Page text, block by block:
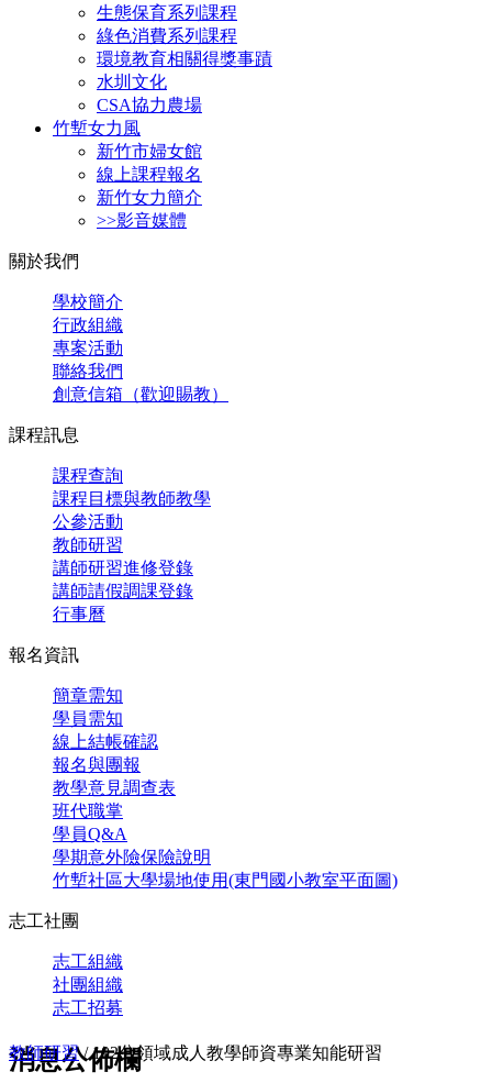
生態保育系列課程
綠色消費系列課程
環境教育相關得獎事蹟
水圳文化
CSA協力農場
竹塹女力風
新竹市婦女館
線上課程報名
新竹女力簡介
>>影音媒體
關於我們
學校簡介
行政組織
專案活動
聯絡我們
創意信箱（歡迎賜教）
課程訊息
課程查詢
課程目標與教師教學
公參活動
教師研習
講師研習進修登錄
講師請假調課登錄
行事曆
報名資訊
簡章需知
學員需知
線上結帳確認
報名與團報
教學意見調查表
班代職掌
學員Q&A
學期意外險保險說明
竹塹社區大學場地使用(東門國小教室平面圖)
志工社團
志工組織
社團組織
志工招募
教師研習/102分領域成人教學師資專業知能研習
消息公佈欄